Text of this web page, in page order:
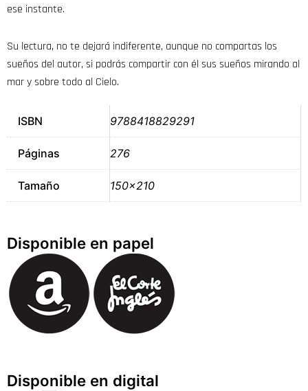
ese instante.
Su lectura, no te dejará indiferente, aunque no compartas los
sueños del autor, si podrás compartir con él sus sueños mirando al
mar y sobre todo al Cielo.
ISBN 9788418829291
Páginas 276
Tamaño 150×210
Disponible en papel
Disponible en digital